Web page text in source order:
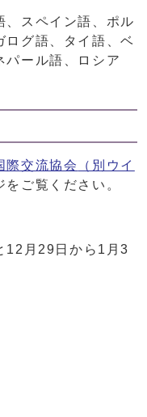
、スペイン語、ポル
ログ語、タイ語、ベ
パール語、ロシア
際交流協会
（別ウイ
ご覧ください。
12月29日から1月3